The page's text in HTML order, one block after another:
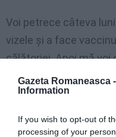
Gazeta Romaneasca -
Information
If you wish to opt-out of
processing of your
Voi petrece câteva
vizele și a face
călătoriei. Apoi mă voi
Ucraina, Rusia,
partea de mijloc a
către Australia, după